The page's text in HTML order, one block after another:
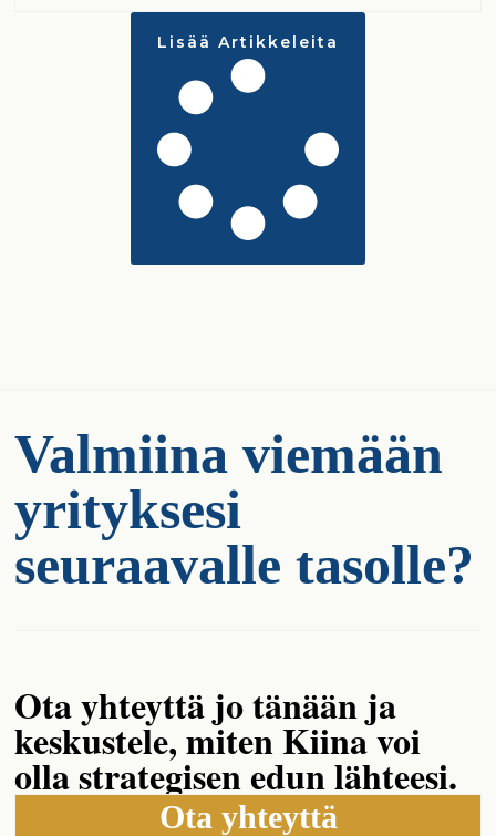
Lisää Artikkeleita
Valmiina viemään
yrityksesi
seuraavalle tasolle?
Ota yhteyttä jo tänään ja
keskustele, miten Kiina voi
olla strategisen edun lähteesi.
Ota yhteyttä